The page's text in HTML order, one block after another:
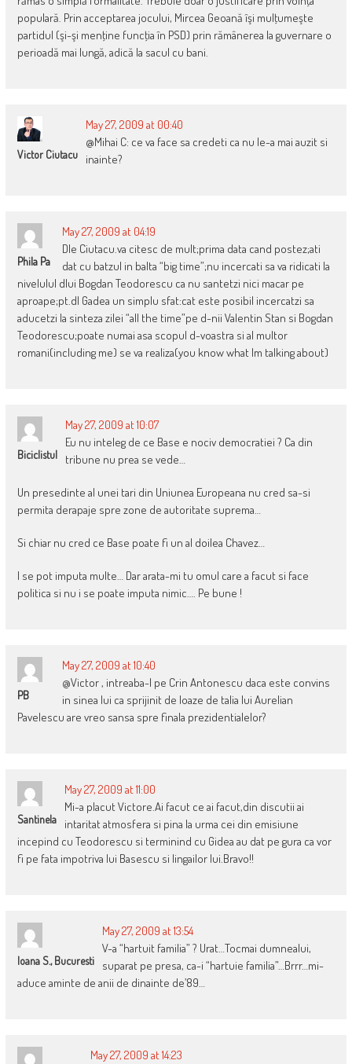
populară. Prin acceptarea jocului, Mircea Geoană îşi mulţumeşte
partidul (şi-şi menţine funcţia în PSD) prin rămânerea la guvernare o
perioadă mai lungă, adică la sacul cu bani.
Victor Ciutacu
May 27, 2009 at 00:40
@Mihai C: ce va face sa credeti ca nu le-a mai auzit si
inainte?
Phila Pa
May 27, 2009 at 04:19
Dle Ciutacu.va citesc de mult;prima data cand postez;ati
dat cu batzul in balta “big time”;nu incercati sa va ridicati la
nivelulul dlui Bogdan Teodorescu ca nu santetzi nici macar pe
aproape;pt.dl Gadea un simplu sfat:cat este posibil incercatzi sa
aducetzi la sinteza zilei “all the time”pe d-nii Valentin Stan si Bogdan
Teodorescu;poate numai asa scopul d-voastra si al multor
romani(including me) se va realiza(you know what Im talking about)
Biciclistul
May 27, 2009 at 10:07
Eu nu inteleg de ce Base e nociv democratiei ? Ca din
tribune nu prea se vede…
Un presedinte al unei tari din Uniunea Europeana nu cred sa-si
permita derapaje spre zone de autoritate suprema…
Si chiar nu cred ce Base poate fi un al doilea Chavez…
I se pot imputa multe… Dar arata-mi tu omul care a facut si face
politica si nu i se poate imputa nimic…. Pe bune !
PB
May 27, 2009 at 10:40
@Victor , intreaba-l pe Crin Antonescu daca este convins
in sinea lui ca sprijinit de loaze de talia lui Aurelian
Pavelescu are vreo sansa spre finala prezidentialelor?
Santinela
May 27, 2009 at 11:00
Mi-a placut Victore.Ai facut ce ai facut,din discutii ai
intaritat atmosfera si pina la urma cei din emisiune
incepind cu Teodorescu si terminind cu Gidea au dat pe gura ca vor
fi pe fata impotriva lui Basescu si lingailor lui.Bravo!!
Ioana S., Bucuresti
May 27, 2009 at 13:54
V-a “hartuit familia” ? Urat…Tocmai dumnealui,
suparat pe presa, ca-i “hartuie familia”…Brrr…mi-
aduce aminte de anii de dinainte de’89…
May 27, 2009 at 14:23